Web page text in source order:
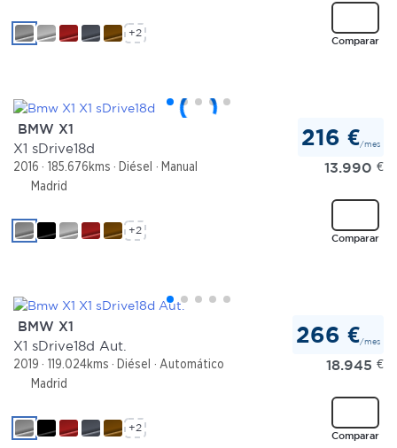
Comparar
+2
BMW X1
X1 sDrive18d
2016 185.676kms Diésel
Manual
Madrid
216 €/mes
13.990 €
Comparar
+2
BMW X1
X1 sDrive18d Aut.
2019 119.024kms Diésel
Automático
Madrid
266 €/mes
18.945 €
Comparar
+2